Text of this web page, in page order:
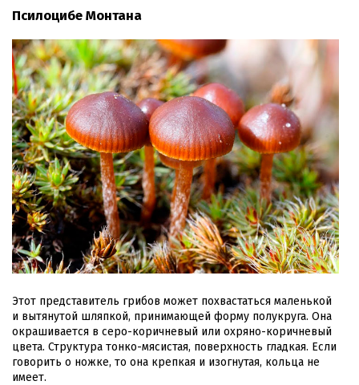
Псилоцибе Монтана
Этот представитель грибов может похвастаться маленькой
и вытянутой шляпкой, принимающей форму полукруга. Она
окрашивается в серо-коричневый или охряно-коричневый
цвета. Структура тонко-мясистая, поверхность гладкая. Если
говорить о ножке, то она крепкая и изогнутая, кольца не
имеет.